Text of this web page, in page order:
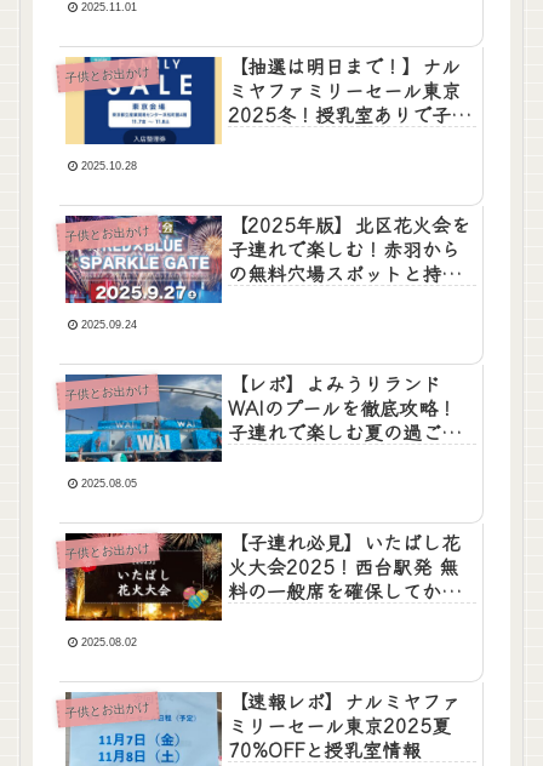
2025.11.01
子供とお出かけ
【抽選は明日まで！】ナル
ミヤファミリーセール東京
2025冬！授乳室ありで子連
2025.10.28
子供とお出かけ
【2025年版】北区花火会を
子連れで楽しむ！赤羽から
の無料穴場スポットと持ち
2025.09.24
子供とお出かけ
【レポ】よみうりランド
WAIのプールを徹底攻略！
子連れで楽しむ夏の過ごし
2025.08.05
子供とお出かけ
【子連れ必見】いたばし花
火大会2025！西台駅発 無
料の一般席を確保してから
2025.08.02
子供とお出かけ
【速報レポ】ナルミヤファ
ミリーセール東京2025夏
70%OFFと授乳室情報